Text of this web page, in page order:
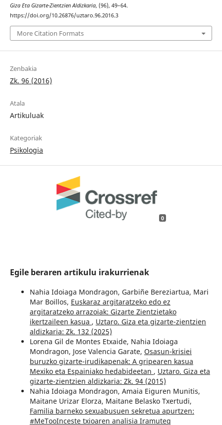
Giza Eta Gizarte-Zientzien Aldizkaria, (96), 49–64.
https://doi.org/10.26876/uztaro.96.2016.3
More Citation Formats
Zenbakia
Zk. 96 (2016)
Atala
Artikuluak
Kategoriak
Psikologia
0
Egile beraren artikulu irakurrienak
Nahia Idoiaga Mondragon, Garbiñe Bereziartua, Mari
Mar Boillos, Euskaraz argitaratzeko edo ez
argitaratzeko arrazoiak: Gizarte Zientzietako
ikertzaileen kasua , Uztaro. Giza eta gizarte-zientzien
aldizkaria: Zk. 132 (2025)
Lorena Gil de Montes Etxaide, Nahia Idoiaga
Mondragon, Jose Valencia Garate, Osasun-krisiei
buruzko gizarte-irudikapenak: A gripearen kasua
Mexiko eta Espainiako hedabideetan , Uztaro. Giza eta
gizarte-zientzien aldizkaria: Zk. 94 (2015)
Nahia Idoiaga Mondragon, Amaia Eiguren Munitis,
Maitane Urizar Elorza, Maitane Belasko Txertudi,
Familia barneko sexuabusuen sekretua apurtzen:
#MeTooInceste txioaren analisia Iramuteq